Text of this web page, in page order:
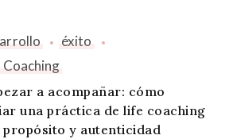
éxito
Coaching
a acompañar: cómo
una práctica de life coaching
propósito y autenticidad